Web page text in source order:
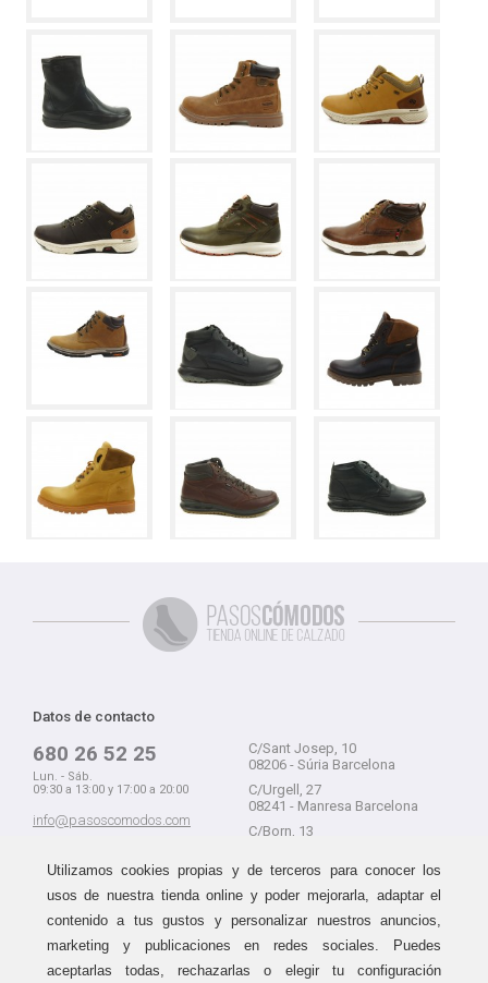
Datos de contacto
680 26 52 25
Lun. - Sáb.
09:30 a 13:00 y 17:00 a 20:00
info@pasoscomodos.com
C/Sant Josep, 10
08206 - Súria Barcelona
C/Urgell, 27
08241 - Manresa Barcelona
C/Born, 13
Guía de compra Devolución sin problemas
Utilizamos cookies propias y de terceros para conocer los
usos de nuestra tienda online y poder mejorarla, adaptar el
contenido a tus gustos y personalizar nuestros anuncios,
marketing y publicaciones en redes sociales. Puedes
aceptarlas todas, rechazarlas o elegir tu configuración